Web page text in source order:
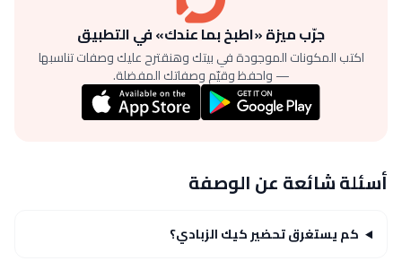
جرّب ميزة «اطبخ بما عندك» في التطبيق
اكتب المكونات الموجودة في بيتك وهنقترح عليك وصفات تناسبها
— واحفظ وقيّم وصفاتك المفضلة.
أسئلة شائعة عن الوصفة
كم يستغرق تحضير كيك الزبادي؟